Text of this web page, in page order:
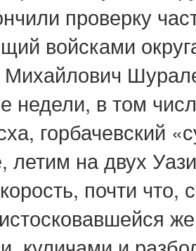
проверку
войсками
недели, в том
горбачевский
летим на двух
почти что,